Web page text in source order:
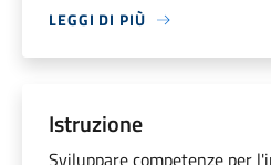
LEGGI DI PIÙ
Istruzione